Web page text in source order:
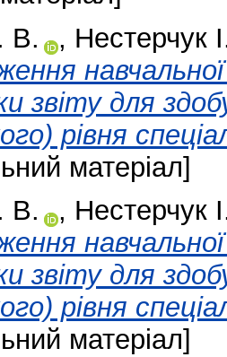
В.
, Нестерчук
звіту для
рівня
матеріал]
В.
, Нестерчук
звіту для
рівня
матеріал]